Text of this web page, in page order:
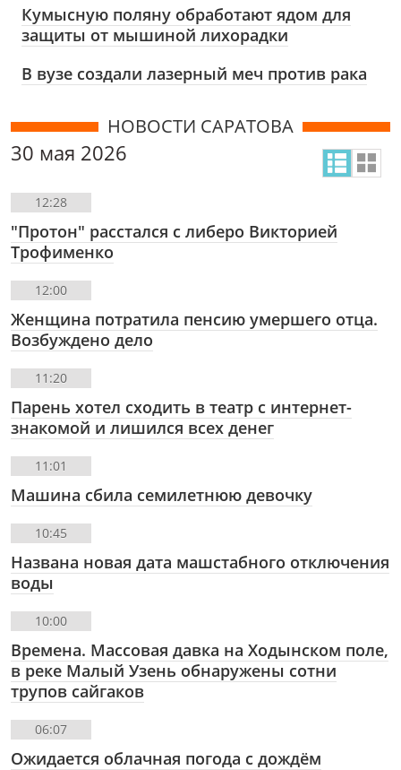
Кумысную поляну обработают ядом для
защиты от мышиной лихорадки
В вузе создали лазерный меч против рака
НОВОСТИ САРАТОВА
30 мая 2026
12:28
"Протон" расстался с либеро Викторией
Трофименко
12:00
Женщина потратила пенсию умершего отца.
Возбуждено дело
11:20
Парень хотел сходить в театр с интернет-
знакомой и лишился всех денег
11:01
Машина сбила семилетнюю девочку
10:45
Названа новая дата машстабного отключения
воды
10:00
Времена. Массовая давка на Ходынском поле,
в реке Малый Узень обнаружены сотни
трупов сайгаков
06:07
Ожидается облачная погода с дождём